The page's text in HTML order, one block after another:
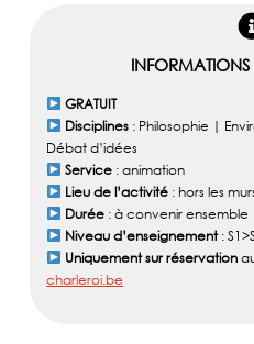
INFORMATIONS
GRATUIT
Disciplines : Philosophie |
Débat d’idées
Service : animation
Lieu de l’activité: hors les
Durée : à convenir ensemble
Niveau d’enseignement:
Uniquement sur réservation
charleroi.be